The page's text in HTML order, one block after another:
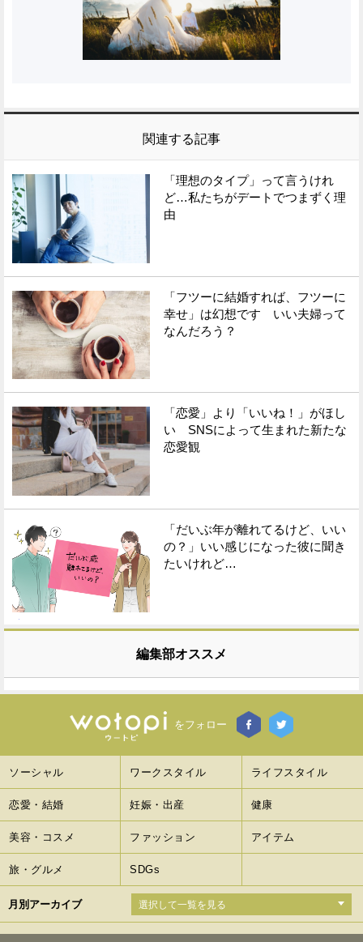
関連する記事
「理想のタイプ」って言うけれ
ど…私たちがデートでつまずく理
由
「フツーに結婚すれば、フツーに
幸せ」は幻想です いい夫婦って
なんだろう？
「恋愛」より「いいね！」がほし
い SNSによって生まれた新たな
恋愛観
「だいぶ年が離れてるけど、いい
の？」いい感じになった彼に聞き
たいけれど…
編集部オススメ
をフォロー
ソーシャル ワークスタイル ライフスタイル
恋愛・結婚 妊娠・出産 健康
美容・コスメ ファッション アイテム
旅・グルメ SDGs
月別アーカイブ